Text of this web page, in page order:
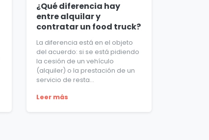
¿Qué diferencia hay
entre alquilar y
contratar un food truck?
La diferencia está en el objeto
del acuerdo: si se está pidiendo
la cesión de un vehículo
(alquiler) o la prestación de un
servicio de resta...
Leer más